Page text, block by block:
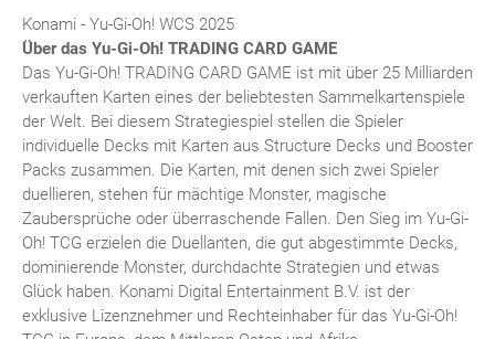
Konami - Yu-Gi-Oh! WCS 2025
Über das Yu-Gi-Oh! TRADING CARD GAME
Das Yu-Gi-Oh! TRADING CARD GAME ist mit über 25 Milliarden
verkauften Karten eines der beliebtesten Sammelkartenspiele
der Welt. Bei diesem Strategiespiel stellen die Spieler
individuelle Decks mit Karten aus Structure Decks und Booster
Packs zusammen. Die Karten, mit denen sich zwei Spieler
duellieren, stehen für mächtige Monster, magische
Zaubersprüche oder überraschende Fallen. Den Sieg im Yu-Gi-
Oh! TCG erzielen die Duellanten, die gut abgestimmte Decks,
dominierende Monster, durchdachte Strategien und etwas
Glück haben. Konami Digital Entertainment B.V. ist der
exklusive Lizenznehmer und Rechteinhaber für das Yu-Gi-Oh!